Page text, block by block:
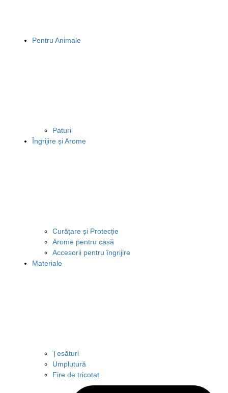
Pentru Animale
Paturi
Îngrijire și Arome
Curățare și Protecție
Arome pentru casă
Accesorii pentru îngrijire
Materiale
Țesături
Umplutură
Fire de tricotat